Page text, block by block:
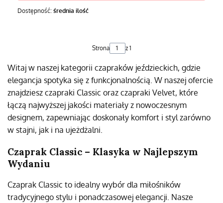
Dostępność: średnia ilość
Strona z 1
Witaj w naszej kategorii czapraków jeździeckich, gdzie
elegancja spotyka się z funkcjonalnością. W naszej ofercie
znajdziesz czapraki Classic oraz czapraki Velvet, które
łączą najwyższej jakości materiały z nowoczesnym
designem, zapewniając doskonały komfort i styl zarówno
w stajni, jak i na ujeżdżalni.
Czaprak Classic – Klasyka w Najlepszym
Wydaniu
Czaprak Classic to idealny wybór dla miłośników
tradycyjnego stylu i ponadczasowej elegancji. Nasze